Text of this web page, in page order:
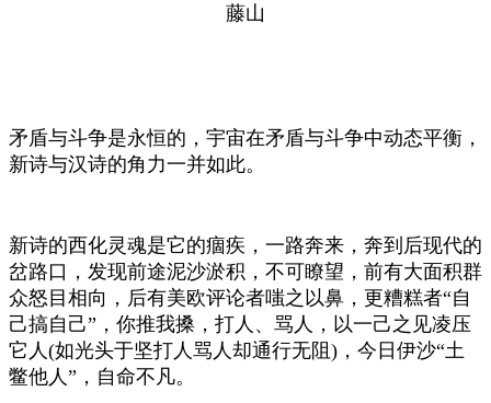
藤山
矛盾与斗争是永恒的，宇宙在矛盾与斗争中动态平衡，
新诗与汉诗的角力一并如此。
新诗的西化灵魂是它的痼疾，一路奔来，奔到后现代的
岔路口，发现前途泥沙淤积，不可瞭望，前有大面积群
众怒目相向，后有美欧评论者嗤之以鼻，更糟糕者“自
己搞自己”，你推我搡，打人、骂人，以一己之见凌压
它人(如光头于坚打人骂人却通行无阻)，今日伊沙“土
鳖他人”，自命不凡。